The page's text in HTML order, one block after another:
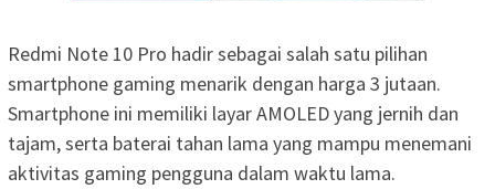
Redmi Note 10 Pro hadir sebagai salah satu pilihan
smartphone gaming menarik dengan harga 3 jutaan.
Smartphone ini memiliki layar AMOLED yang jernih dan
tajam, serta baterai tahan lama yang mampu menemani
aktivitas gaming pengguna dalam waktu lama.